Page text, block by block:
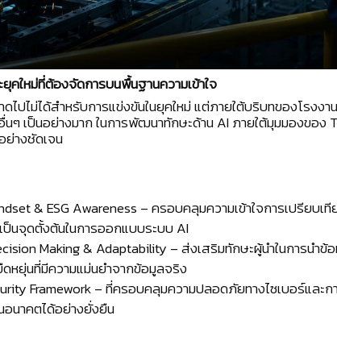
ยุคใหม่ที่ต้องจัดการบนพื้นฐานความเข้าใจ
ดไปไม่ได้สำหรับการแข่งขันในยุคใหม่ แต่ภายใต้บริบทของโร
นๆ เป็นอย่างมาก ในการพัฒนาทักษะด้าน AI ภายใต้มุมมองข
ย่างชัดเจน
& ESG Awareness – ครอบคลุมความเข้าใจการเปรีย
ป็นจุดตั้งต้นในการออกแบบระบบ AI
Making & Adaptability – ส่งเสริมทักษะผู้นำในการน
หยุ่นที่มีความแม่นยำจากข้อมูลจริง
Framework – ที่ครอบคลุมความปลอดภัยทางไซเบอร์แล
อนาคตได้อย่างยั่งยืน